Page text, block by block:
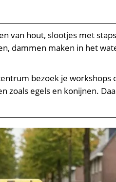
van hout, slootjes met
dammen maken in het
bezoek je
zoals egels en konijnen.​